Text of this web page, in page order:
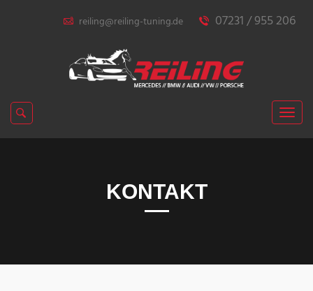
reiling@reiling-tuning.de 07231 / 955 206
KONTAKT